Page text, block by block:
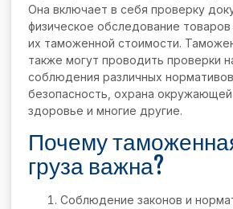
Она включает в себя проверку
физическое обследование
их таможенной стоимости.
также могут проводить проверки
соблюдения различных
безопасность, охрана
здоровье и многие другие.
Почему
груза важна?
Соблюдение законов и